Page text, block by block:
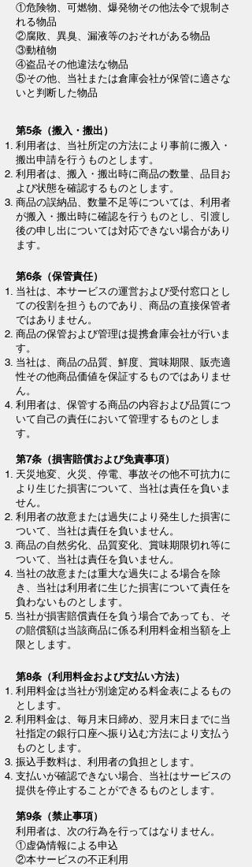
①危険物、可燃物、爆発物その他法令で規制さ
れる物品
②腐敗、異臭、漏液等のおそれがある物品
③動植物
④盗品その他違法な物品
⑤その他、当社または倉庫会社が保管に適さな
いと判断した物品
第5条（搬入・搬出）
利用者は、当社所定の方法により事前に搬入・
搬出申請を行うものとします。
利用者は、搬入・搬出時に商品の数量、品目お
よび状態を確認するものとします。
商品の誤納品、数量不足等については、利用者
が搬入・搬出時に確認を行うものとし、引渡し
後の申し出については対応できない場合があり
ます。
第6条（保管責任）
当社は、本サービスの運営および受付窓口とし
ての役割を担うものであり、商品の直接保管者
ではありません。
商品の保管および管理は提携倉庫会社が行いま
す。
当社は、商品の品質、鮮度、賞味期限、販売適
性その他商品価値を保証するものではありませ
ん。
利用者は、保管する商品の内容および品質につ
いて自己の責任において管理するものとしま
す。
第7条（損害賠償および免責事項）
天災地変、火災、停電、事故その他不可抗力に
より生じた損害について、当社は責任を負いま
せん。
利用者の故意または過失により発生した損害に
ついて、当社は責任を負いません。
商品の自然劣化、品質変化、賞味期限切れ等に
ついて、当社は責任を負いません。
当社の故意または重大な過失による場合を除
き、当社は利用者に生じた損害について責任を
負わないものとします。
当社が損害賠償責任を負う場合であっても、そ
の賠償額は当該商品に係る利用料金相当額を上
限とします。
第8条（利用料金および支払い方法）
利用料金は当社が別途定める料金表によるもの
とします。
利用料金は、毎月末日締め、翌月末日までに当
社指定の銀行口座へ振り込む方法により支払う
ものとします。
振込手数料は、利用者の負担とします。
支払いが確認できない場合、当社はサービスの
提供を停止することができるものとします。
第9条（禁止事項）
利用者は、次の行為を行ってはなりません。
①虚偽情報による申込
②本サービスの不正利用